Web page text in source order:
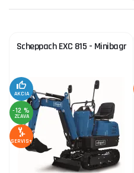
Scheppach EXC 815 - Minibagr
AKCIA
-12 %
ZĽAVA
SERVIS+